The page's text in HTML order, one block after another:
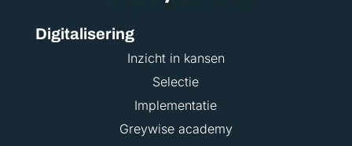
Digitalisering
Inzicht in kansen
Selectie
Implementatie
Greywise academy